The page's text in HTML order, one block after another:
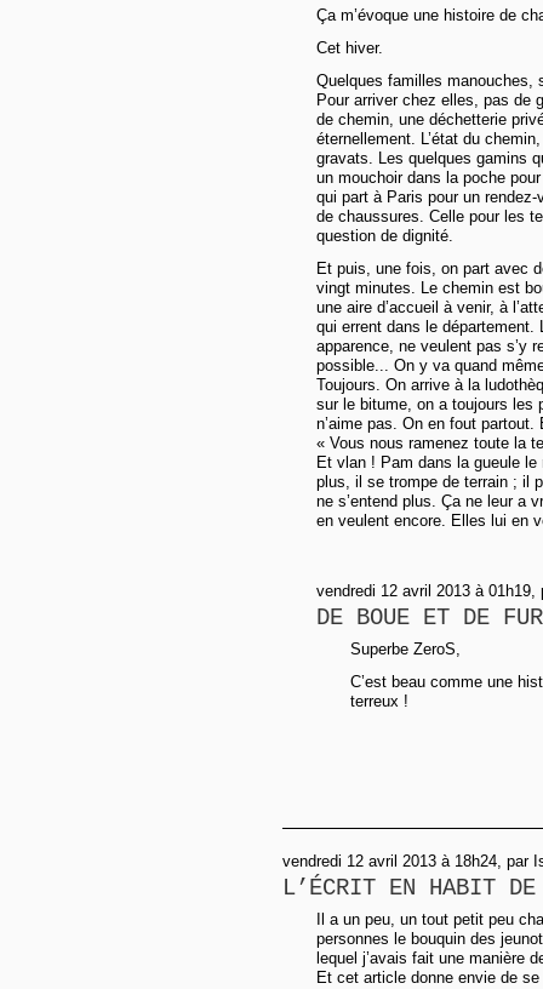
Ça m’évoque une histoire de
Cet hiver.
Quelques familles manouches,
Pour arriver chez elles, pas de
de chemin, une déchetterie
éternellement. L’état du
gravats. Les quelques gamins
un mouchoir dans la poche
qui part à Paris pour un
de chaussures. Celle pour les
question de dignité.
Et puis, une fois, on part avec
vingt minutes. Le chemin est
une aire d’accueil à venir, à
qui errent dans le
apparence, ne veulent pas s’y
possible... On y va quand
Toujours. On arrive à la
sur le bitume, on a toujours les
n’aime pas. On en fout
« Vous nous ramenez toute la
Et vlan ! Pam dans la gueule
plus, il se trompe de terrain ; il
ne s’entend plus. Ça ne leur a
en veulent encore. Elles lui en
vendredi 12 avril 2013 à 01h19,
DE BOUE ET DE
Superbe ZeroS,
C’est beau comme une
terreux !
vendredi 12 avril 2013 à 18h24, par
L’ÉCRIT EN HABIT
Il a un peu, un tout petit peu
personnes le bouquin des
lequel j’avais fait une manière
Et cet article donne envie de